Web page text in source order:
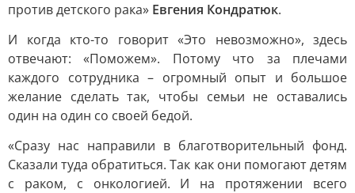
против детского рака» Евгения Кондратюк.
И когда кто-то говорит «Это невозможно», здесь
отвечают: «Поможем». Потому что за плечами
каждого сотрудника – огромный опыт и большое
желание сделать так, чтобы семьи не оставались
один на один со своей бедой.
«Сразу нас направили в благотворительный фонд.
Сказали туда обратиться. Так как они помогают детям
с раком, с онкологией. И на протяжении всего